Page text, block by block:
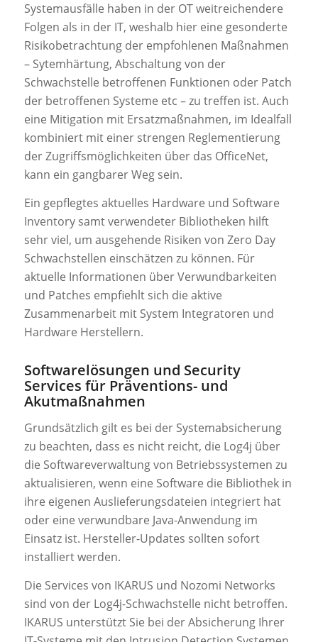
Systemausfälle haben in der OT weitreichendere
Folgen als in der IT, weshalb hier eine gesonderte
Risikobetrachtung der empfohlenen Maßnahmen
– Sytemhärtung, Abschaltung von der
Schwachstelle betroffenen Funktionen oder Patch
der betroffenen Systeme etc – zu treffen ist. Auch
eine Mitigation mit Ersatzmaßnahmen, im Idealfall
kombiniert mit einer strengen Reglementierung
der Zugriffsmöglichkeiten über das OfficeNet,
kann ein gangbarer Weg sein.
Ein gepflegtes aktuelles Hardware und Software
Inventory samt verwendeter Bibliotheken hilft
sehr viel, um ausgehende Risiken von Zero Day
Schwachstellen einschätzen zu können. Für
aktuelle Informationen über Verwundbarkeiten
und Patches empfiehlt sich die aktive
Zusammenarbeit mit System Integratoren und
Hardware Herstellern.
Softwarelösungen und Security
Services für Präventions- und
Akutmaßnahmen
Grundsätzlich gilt es bei der Systemabsicherung
zu beachten, dass es nicht reicht, die Log4j über
die Softwareverwaltung von Betriebssystemen zu
aktualisieren, wenn eine Software die Bibliothek in
ihre eigenen Auslieferungsdateien integriert hat
oder eine verwundbare Java-Anwendung im
Einsatz ist. Hersteller-Updates sollten sofort
installiert werden.
Die Services von IKARUS und Nozomi Networks
sind von der Log4j-Schwachstelle nicht betroffen.
IKARUS unterstützt Sie bei der Absicherung Ihrer